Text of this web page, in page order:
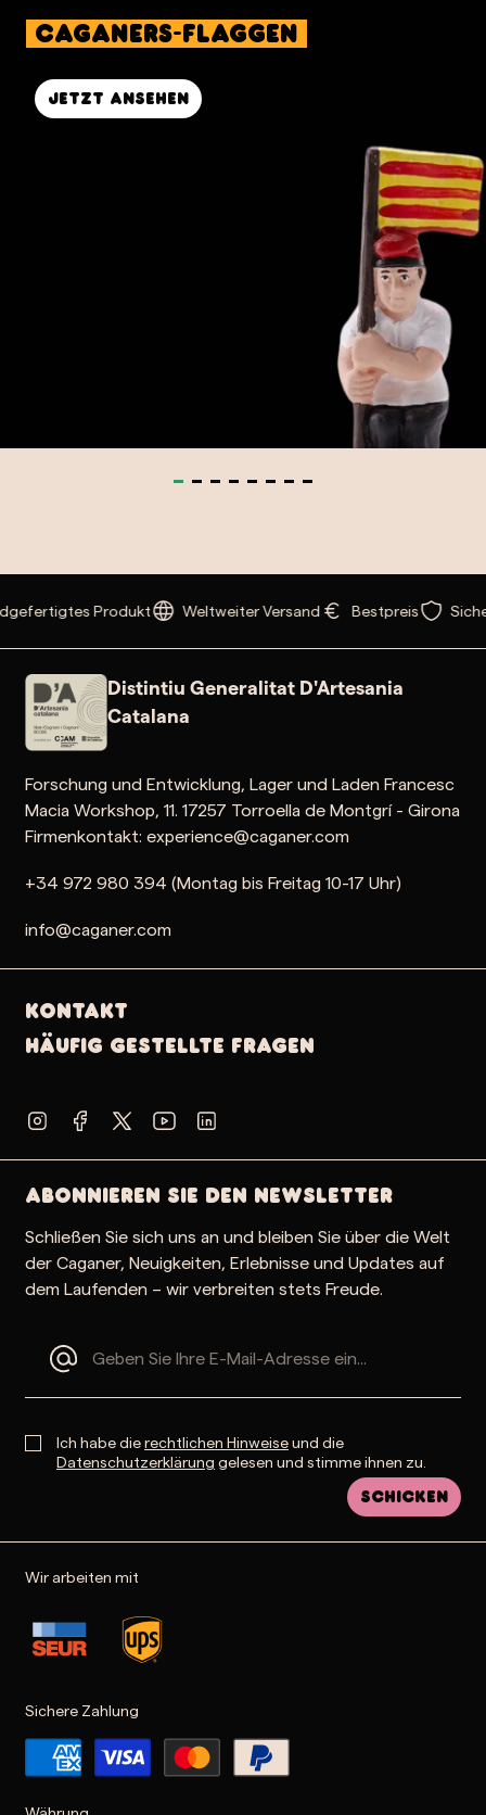
Caganers-Flaggen
Jetzt ansehen
Produkt Weltweiter Versand Bestpreis
Distintiu Generalitat D'Artesania
Catalana
Forschung und Entwicklung, Lager und Laden Francesc
Macia Workshop, 11. 17257 Torroella de Montgrí - Girona
Firmenkontakt: experience@caganer.com
+34 972 980 394 (Montag bis Freitag 10-17 Uhr)
info@caganer.com
Kontakt
Häufig gestellte Fragen
Abonnieren Sie den Newsletter
Schließen Sie sich uns an und bleiben Sie über die Welt
der Caganer, Neuigkeiten, Erlebnisse und Updates auf
dem Laufenden – wir verbreiten stets Freude.
Ich habe dierechtlichen Hinweiseund die
Datenschutzerklärung gelesen und stimme ihnen zu.
Schicken
Wir arbeiten mit
Sichere Zahlung